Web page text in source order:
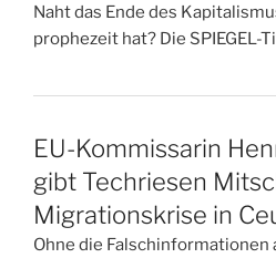
Naht das Ende des
prophezeit hat? Die SPIEGEL-
EU-Kommissarin
gibt Techriesen
Migrationskrise in
Ohne die Falschinformationen